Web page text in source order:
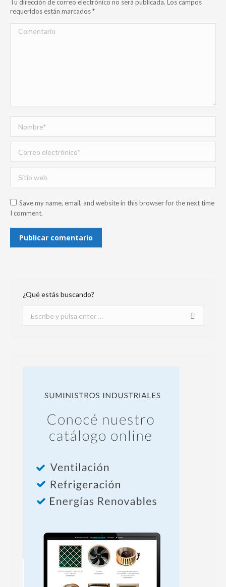
Tu dirección de correo electrónico no será publicada. Los campos
requeridos están marcados*
Comentario
Save my name, email, and website in this browser for the next time
I comment.
Publicar comentario
¿Qué estás buscando?